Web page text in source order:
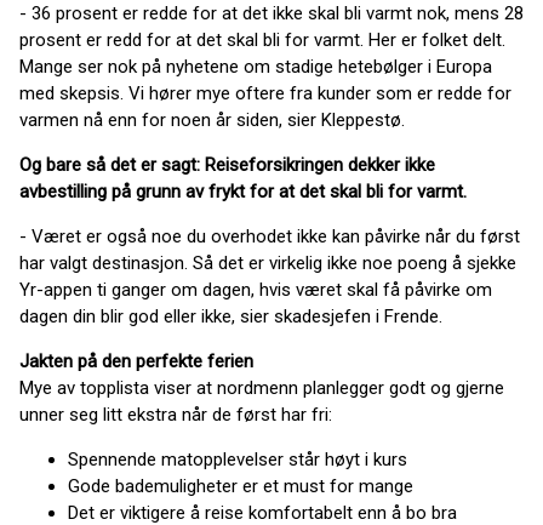
- 36 prosent er redde for at det ikke skal bli varmt nok, mens 28
prosent er redd for at det skal bli for varmt. Her er folket delt.
Mange ser nok på nyhetene om stadige hetebølger i Europa
med skepsis. Vi hører mye oftere fra kunder som er redde for
varmen nå enn for noen år siden, sier Kleppestø.
Og bare så det er sagt: Reiseforsikringen dekker ikke
avbestilling på grunn av frykt for at det skal bli for varmt.
- Været er også noe du overhodet ikke kan påvirke når du først
har valgt destinasjon. Så det er virkelig ikke noe poeng å sjekke
Yr-appen ti ganger om dagen, hvis været skal få påvirke om
dagen din blir god eller ikke, sier skadesjefen i Frende.
Jakten på den perfekte ferien
Mye av topplista viser at nordmenn planlegger godt og gjerne
unner seg litt ekstra når de først har fri:
Spennende matopplevelser står høyt i kurs
Gode bademuligheter er et must for mange
Det er viktigere å reise komfortabelt enn å bo bra